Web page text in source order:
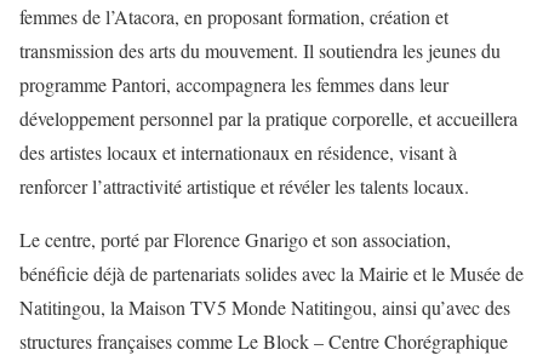
femmes de l’Atacora, en proposant formation, création et
transmission des arts du mouvement. Il soutiendra les jeunes du
programme Pantori, accompagnera les femmes dans leur
développement personnel par la pratique corporelle, et accueillera
des artistes locaux et internationaux en résidence, visant à
renforcer l’attractivité artistique et révéler les talents locaux.
Le centre, porté par Florence Gnarigo et son association,
bénéficie déjà de partenariats solides avec la Mairie et le Musée de
Natitingou, la Maison TV5 Monde Natitingou, ainsi qu’avec des
structures françaises comme Le Block – Centre Chorégraphique